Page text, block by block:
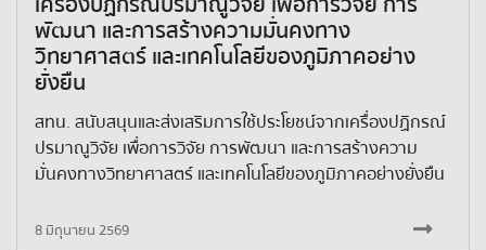
พัฒนา และการสร้างความมั่นคงทาง
วิทยาศาสตร์ และเทคโนโลยีของภูมิภาคอย่าง
ยั่งยืน
สทน. สนับสนุนและส่งเสริมการใช้ประโยชน์จากเครื่องปฏิกรณ์
ปรมาณูวิจัย เพื่อการวิจัย การพัฒนา และการสร้างความ
มั่นคงทางวิทยาศาสตร์ และเทคโนโลยีของภูมิภาคอย่างยั่งยืน
8 มิถุนายน 2569